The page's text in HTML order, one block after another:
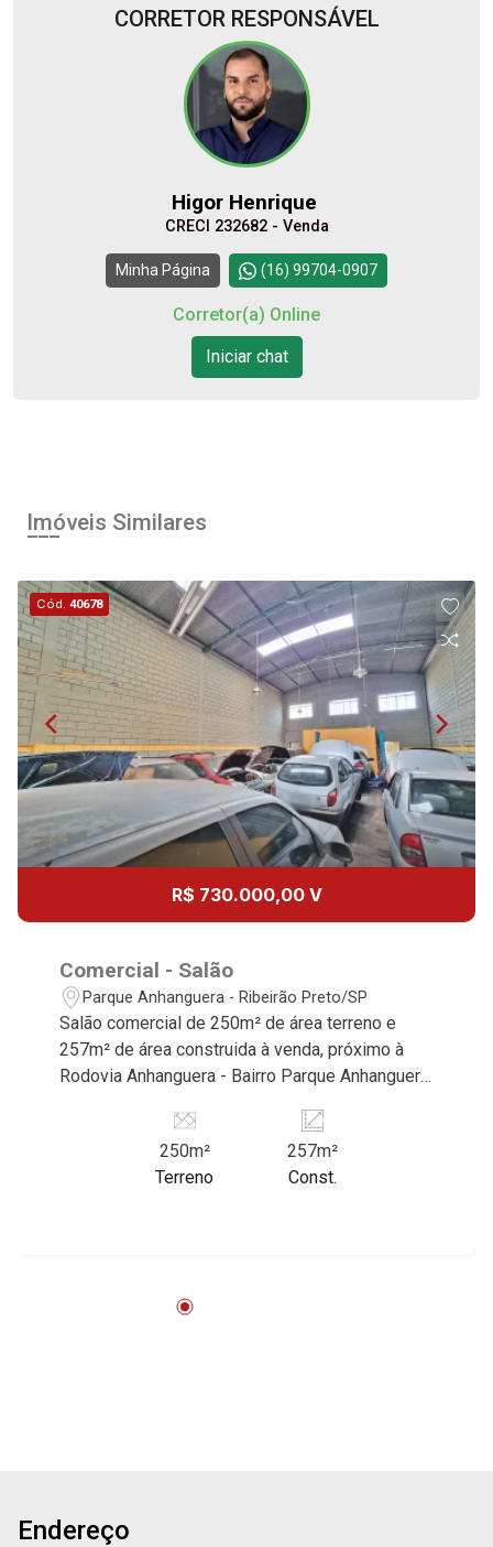
06
08
12
Aug/Wed
13
Aug/Thu
14
Aug/Fri
15
17
Aug/Mon
18
19
18:00
Continuar
CORRETOR RESPONSÁVEL
Higor Henrique
CRECI 232682 - Venda
Minha Página (16) 99704-0907
Corretor(a) Online
Iniciar chat
Imóveis Similares
Cód.40678
R$ 730.000,00 V
Comercial - Salão
Parque Anhanguera - Ribeirão Preto/SP
Salão comercial de 250m² de área terreno e
257m² de área construida à venda, próximo à
Rodovia Anhanguera - Bairro Parque Anhanguera,
deste imóvel que a Martinelli Imobiliária
selecionou para você: - 250m² de área terreno e
257m² de área construida - Amplo espaço - Pé
| Ribeirão Preto.
250m²
Terreno
257m²
Const.
Endereço